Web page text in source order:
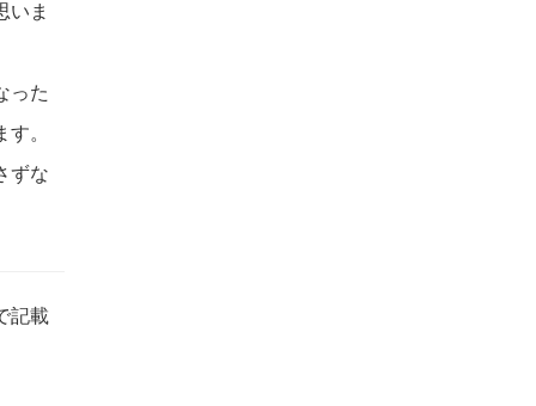
いま
った
。
ずな
記載